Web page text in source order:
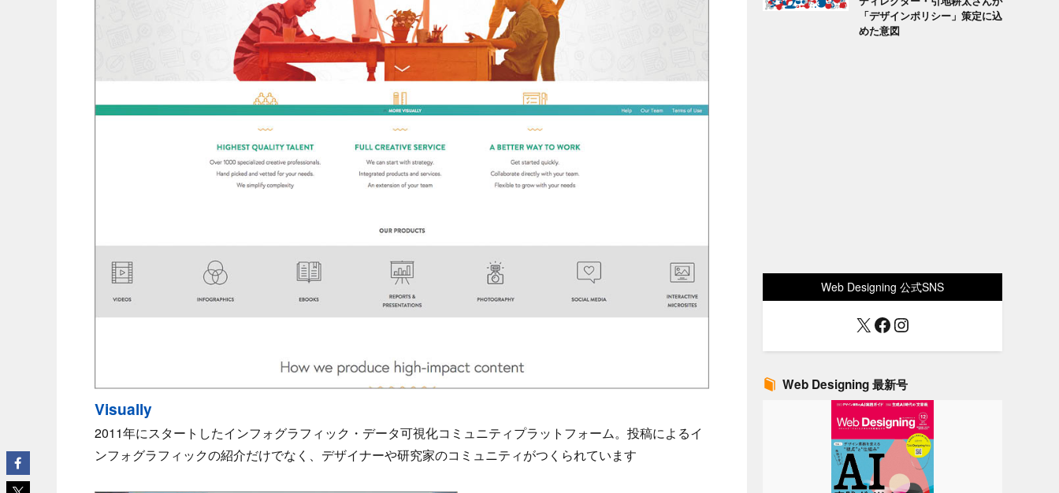
Visually
2011年にスタートしたインフォグラフィック・データ可視化コミュニティプラットフォーム。投稿によるイ
ンフォグラフィックの紹介だけでなく、デザイナーや研究家のコミュニティがつくられています
「デザインポリシー」策定に込
めた意図
Web Designing 公式SNS
X Facebook
Instagram
Web Designing 最新号